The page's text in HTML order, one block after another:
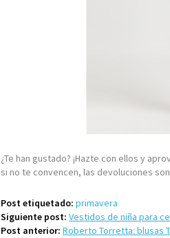
¿Te han gustado? ¡Hazte con ellos y
si no te convencen, las devoluciones
Post etiquetado: primavera
Siguiente post: Vestidos de niña para
Post anterior: Roberto Torretta: blusas